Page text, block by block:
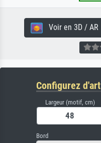
Voir en 3D / AR
Configurez d'art
Largeur (motif, cm)
Bord